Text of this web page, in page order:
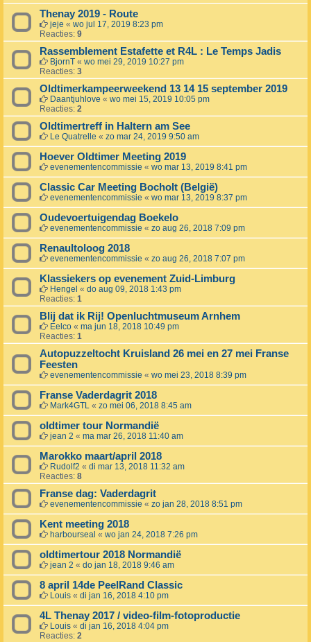
Thenay 2019 - Route
jeje « wo jul 17, 2019 8:23 pm
Reacties: 9
Rassemblement Estafette et R4L : Le Temps Jadis
BjornT « wo mei 29, 2019 10:27 pm
Reacties: 3
Oldtimerkampeerweekend 13 14 15 september 2019
Daantjuhlove « wo mei 15, 2019 10:05 pm
Reacties: 2
Oldtimertreff in Haltern am See
Le Quatrelle « zo mar 24, 2019 9:50 am
Hoever Oldtimer Meeting 2019
evenementencommissie « wo mar 13, 2019 8:41 pm
Classic Car Meeting Bocholt (België)
evenementencommissie « wo mar 13, 2019 8:37 pm
Oudevoertuigendag Boekelo
evenementencommissie « zo aug 26, 2018 7:09 pm
Renaultoloog 2018
evenementencommissie « zo aug 26, 2018 7:07 pm
Klassiekers op evenement Zuid-Limburg
Hengel « do aug 09, 2018 1:43 pm
Reacties: 1
Blij dat ik Rij! Openluchtmuseum Arnhem
Eelco « ma jun 18, 2018 10:49 pm
Reacties: 1
Autopuzzeltocht Kruisland 26 mei en 27 mei Franse
Feesten
evenementencommissie « wo mei 23, 2018 8:39 pm
Franse Vaderdagrit 2018
Mark4GTL « zo mei 06, 2018 8:45 am
oldtimer tour Normandië
jean 2 « ma mar 26, 2018 11:40 am
Marokko maart/april 2018
Rudolf2 « di mar 13, 2018 11:32 am
Reacties: 8
Franse dag: Vaderdagrit
evenementencommissie « zo jan 28, 2018 8:51 pm
Kent meeting 2018
harbourseal « wo jan 24, 2018 7:26 pm
oldtimertour 2018 Normandië
jean 2 « do jan 18, 2018 9:46 am
8 april 14de PeelRand Classic
Louis « di jan 16, 2018 4:10 pm
4L Thenay 2017 / video-film-fotoproductie
Louis « di jan 16, 2018 4:04 pm
Reacties: 2